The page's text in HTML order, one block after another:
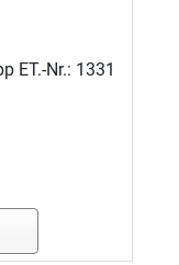
ET.-Nr.: 1331